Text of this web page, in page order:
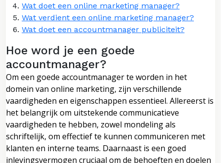
Wat doet een online marketing manager?
Wat verdient een online marketing manager?
Wat doet een accountmanager publiciteit?
Hoe word je een goede
accountmanager?
Om een goede accountmanager te worden in het
domein van online marketing, zijn verschillende
vaardigheden en eigenschappen essentieel. Allereerst is
het belangrijk om uitstekende communicatieve
vaardigheden te hebben, zowel mondeling als
schriftelijk, om effectief te kunnen communiceren met
klanten en interne teams. Daarnaast is een goed
inlevingsvermogen cruciaal om de behoeften en doelen